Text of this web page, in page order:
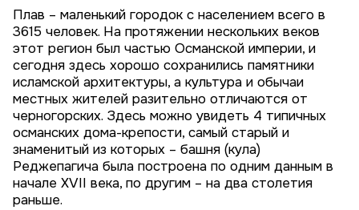
Плав – маленький городок с населением всего в
3615 человек. На протяжении нескольких веков
этот регион был частью Османской империи, и
сегодня здесь хорошо сохранились памятники
исламской архитектуры, а культура и обычаи
местных жителей разительно отличаются от
черногорских. Здесь можно увидеть 4 типичных
османских дома-крепости, самый старый и
знаменитый из которых – башня (кула)
Реджепагича была построена по одним данным в
начале XVII века, по другим – на два столетия
раньше.